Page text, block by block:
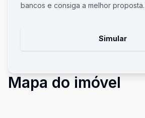
bancos e consiga a melhor proposta.
Simular
Mapa do imóvel